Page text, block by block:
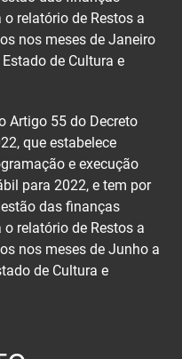
relatório de Restos a
nos meses de Janeiro
de Cultura e
Artigo 55 do Decreto
que estabelece
e execução
para 2022, e tem por
das finanças
relatório de Restos a
nos meses de Junho a
de Cultura e